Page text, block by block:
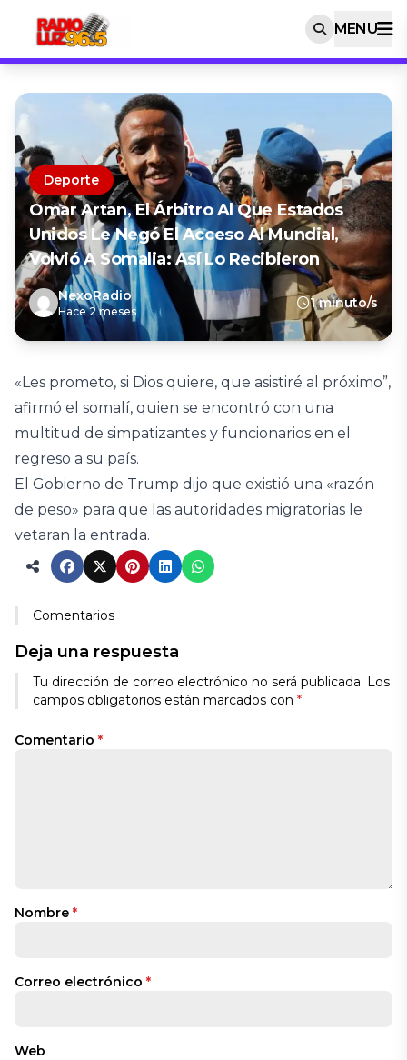
MENU
Deporte
Omar Artan, El Árbitro Al Que Estados
Unidos Le Negó El Acceso Al Mundial,
Volvió A Somalia: Así Lo Recibieron
NexoRadio
Hace 2 meses
1 minuto/s
«Les prometo, si Dios quiere, que asistiré al próximo”,
afirmó el somalí, quien se encontró con una
multitud de simpatizantes y funcionarios en el
regreso a su país.
El Gobierno de Trump dijo que existió una «razón
de peso» para que las autoridades migratorias le
vetaran la entrada.
Comentarios
Deja una respuesta
Tu dirección de correo electrónico no será publicada. Los
campos obligatorios están marcados con *
Comentario *
Nombre *
Correo electrónico *
Web